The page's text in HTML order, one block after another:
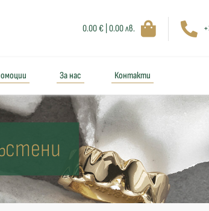
0.00 € | 0.00 лв.
За нас Контакти